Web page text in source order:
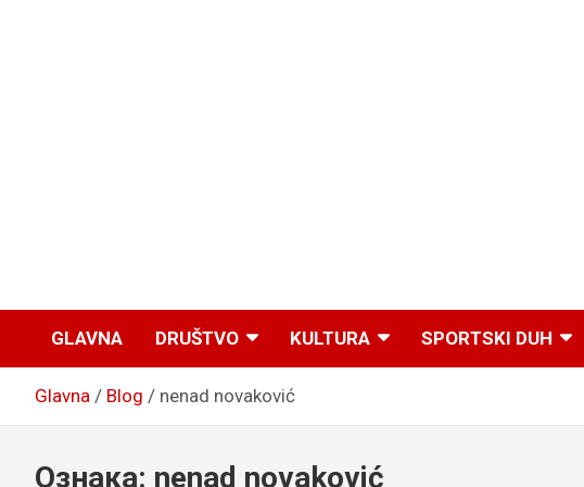
GLAVNA DRUŠTVO KULTURA SPORTSKI DUH
Glavna Blog nenad novaković
Ознака: nenad novaković